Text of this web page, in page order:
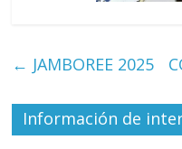
← JAMBOREE 2025
Información de